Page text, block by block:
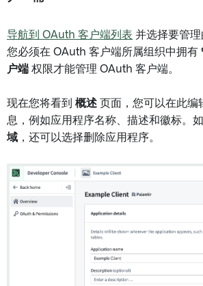
导航到 OAuth 客户端列表 并选择要管理
您必须在 OAuth 客户端所属组织中拥有
户端 权限才能管理 OAuth 客户端。
现在您将看到 概述 页面，您可以在此编
息，例如应用程序名称、描述和徽标。
域 ，还可以选择删除应用程序。